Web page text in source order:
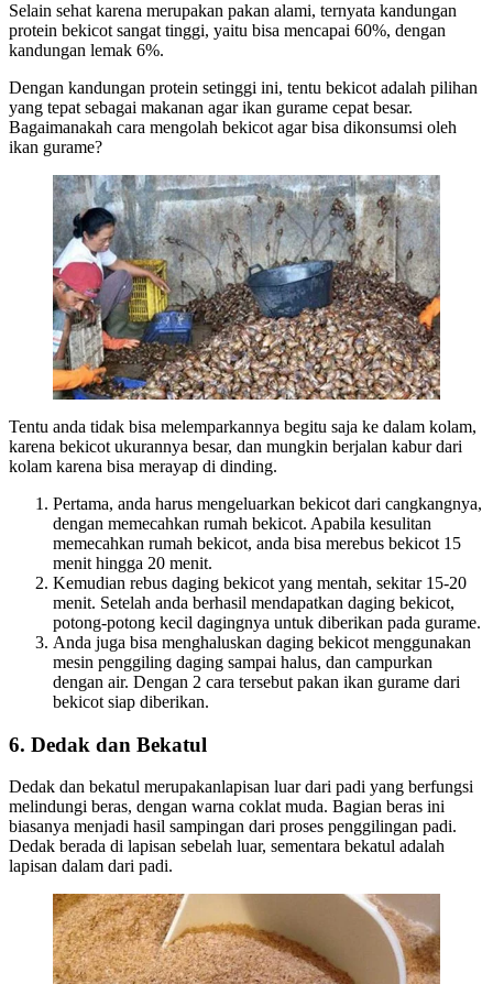
Selain sehat karena merupakan pakan alami, ternyata kandungan
protein bekicot sangat tinggi, yaitu bisa mencapai 60%, dengan
kandungan lemak 6%.
Dengan kandungan protein setinggi ini, tentu bekicot adalah pilihan
yang tepat sebagai makanan agar ikan gurame cepat besar.
Bagaimanakah cara mengolah bekicot agar bisa dikonsumsi oleh
ikan gurame?
Tentu anda tidak bisa melemparkannya begitu saja ke dalam kolam,
karena bekicot ukurannya besar, dan mungkin berjalan kabur dari
kolam karena bisa merayap di dinding.
Pertama, anda harus mengeluarkan bekicot dari cangkangnya,
dengan memecahkan rumah bekicot. Apabila kesulitan
memecahkan rumah bekicot, anda bisa merebus bekicot 15
menit hingga 20 menit.
Kemudian rebus daging bekicot yang mentah, sekitar 15-20
menit. Setelah anda berhasil mendapatkan daging bekicot,
potong-potong kecil dagingnya untuk diberikan pada gurame.
Anda juga bisa menghaluskan daging bekicot menggunakan
mesin penggiling daging sampai halus, dan campurkan
dengan air. Dengan 2 cara tersebut pakan ikan gurame dari
bekicot siap diberikan.
6. Dedak dan Bekatul
Dedak dan bekatul merupakanlapisan luar dari padi yang berfungsi
melindungi beras, dengan warna coklat muda. Bagian beras ini
biasanya menjadi hasil sampingan dari proses penggilingan padi.
Dedak berada di lapisan sebelah luar, sementara bekatul adalah
lapisan dalam dari padi.